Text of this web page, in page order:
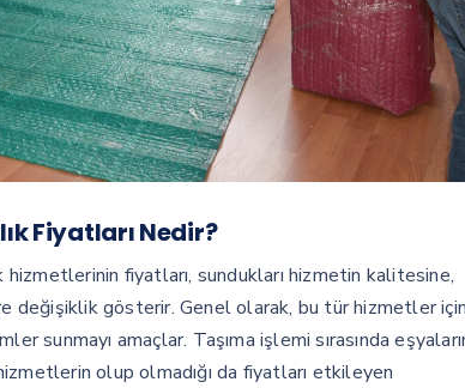
Fiyatları Nedir?
hizmetlerinin fiyatları, sundukları hizmetin kalitesine,
değişiklik gösterir. Genel olarak, bu tür hizmetler için
sunmayı amaçlar. Taşıma işlemi sırasında
olup olmadığı da fiyatları etkileyen